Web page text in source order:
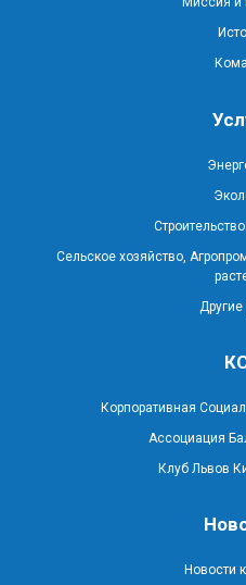
Сельское хозяйство,
Другие
Корпоративная
Ассоциация
Клуб Львов
Новости